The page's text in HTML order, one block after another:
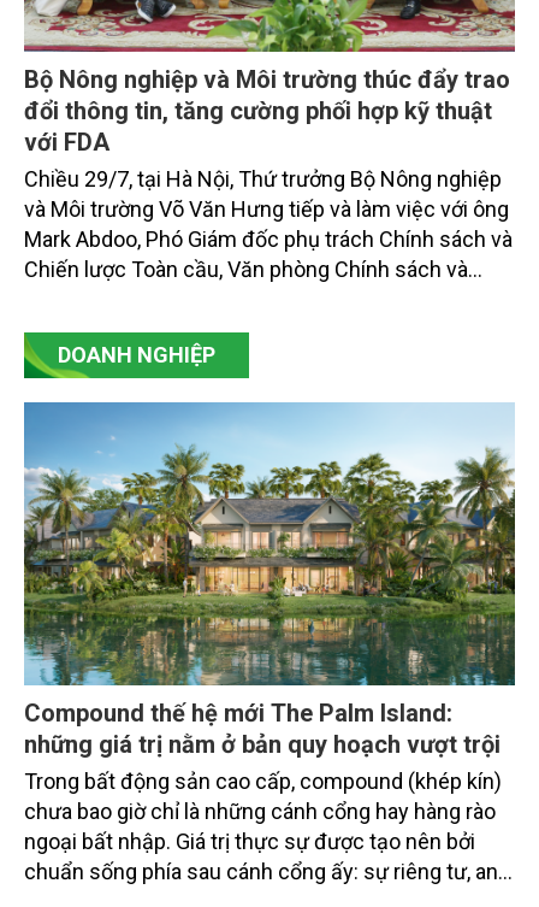
Bộ Nông nghiệp và Môi trường thúc đẩy trao
đổi thông tin, tăng cường phối hợp kỹ thuật
với FDA
Chiều 29/7, tại Hà Nội, Thứ trưởng Bộ Nông nghiệp
và Môi trường Võ Văn Hưng tiếp và làm việc với ông
Mark Abdoo, Phó Giám đốc phụ trách Chính sách và
Chiến lược Toàn cầu, Văn phòng Chính sách và
và Dược phẩm Hoa Kỳ (FDA).
DOANH NGHIỆP
Compound thế hệ mới The Palm Island:
những giá trị nằm ở bản quy hoạch vượt trội
Trong bất động sản cao cấp, compound (khép kín)
chưa bao giờ chỉ là những cánh cổng hay hàng rào
ngoại bất nhập. Giá trị thực sự được tạo nên bởi
chuẩn sống phía sau cánh cổng ấy: sự riêng tư, an